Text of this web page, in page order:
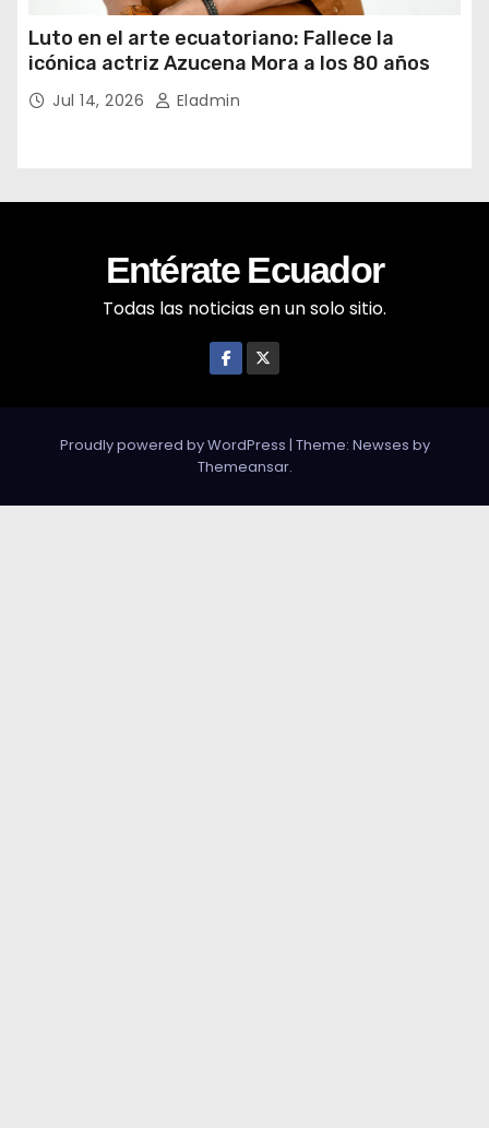
Luto en el arte ecuatoriano: Fallece la
icónica actriz Azucena Mora a los 80 años
Jul 14, 2026 Eladmin
Entérate Ecuador
Todas las noticias en un solo sitio.
Proudly powered by WordPress | Theme: Newses by
Themeansar.